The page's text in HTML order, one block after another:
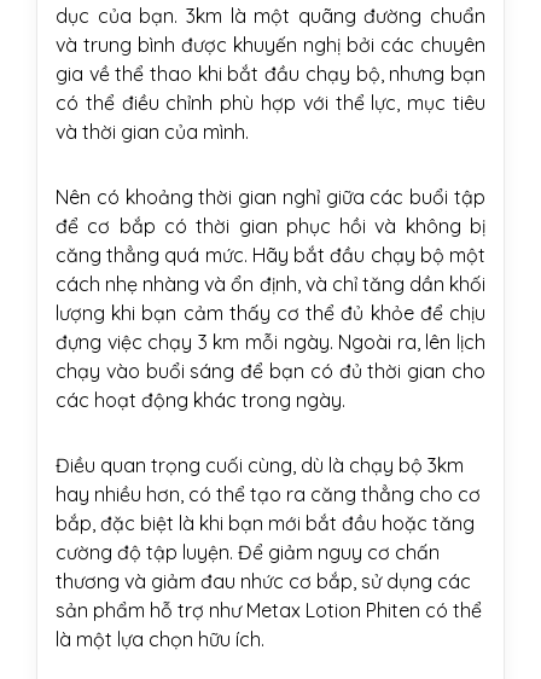
dục của bạn. 3km là một quãng đường chuẩn
và trung bình được khuyến nghị bởi các chuyên
gia về thể thao khi bắt đầu chạy bộ, nhưng bạn
có thể điều chỉnh phù hợp với thể lực, mục tiêu
và thời gian của mình.
Nên có khoảng thời gian nghỉ giữa các buổi tập
để cơ bắp có thời gian phục hồi và không bị
căng thẳng quá mức. Hãy bắt đầu chạy bộ một
cách nhẹ nhàng và ổn định, và chỉ tăng dần khối
lượng khi bạn cảm thấy cơ thể đủ khỏe để chịu
đựng việc chạy 3 km mỗi ngày. Ngoài ra, lên lịch
chạy vào buổi sáng để bạn có đủ thời gian cho
các hoạt động khác trong ngày.
Điều quan trọng cuối cùng, dù là chạy bộ 3km
hay nhiều hơn, có thể tạo ra căng thẳng cho cơ
bắp, đặc biệt là khi bạn mới bắt đầu hoặc tăng
cường độ tập luyện. Để giảm nguy cơ chấn
thương và giảm đau nhức cơ bắp, sử dụng các
sản phẩm hỗ trợ như Metax Lotion Phiten có thể
là một lựa chọn hữu ích.